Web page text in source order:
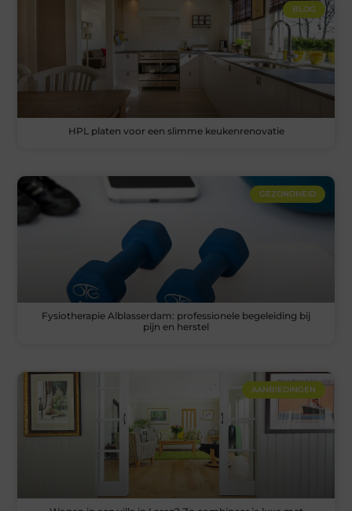
BLOG
HPL platen voor een slimme keukenrenovatie
GEZONDHEID
Fysiotherapie Alblasserdam: professionele begeleiding bij
pijn en herstel
AANBIEDINGEN